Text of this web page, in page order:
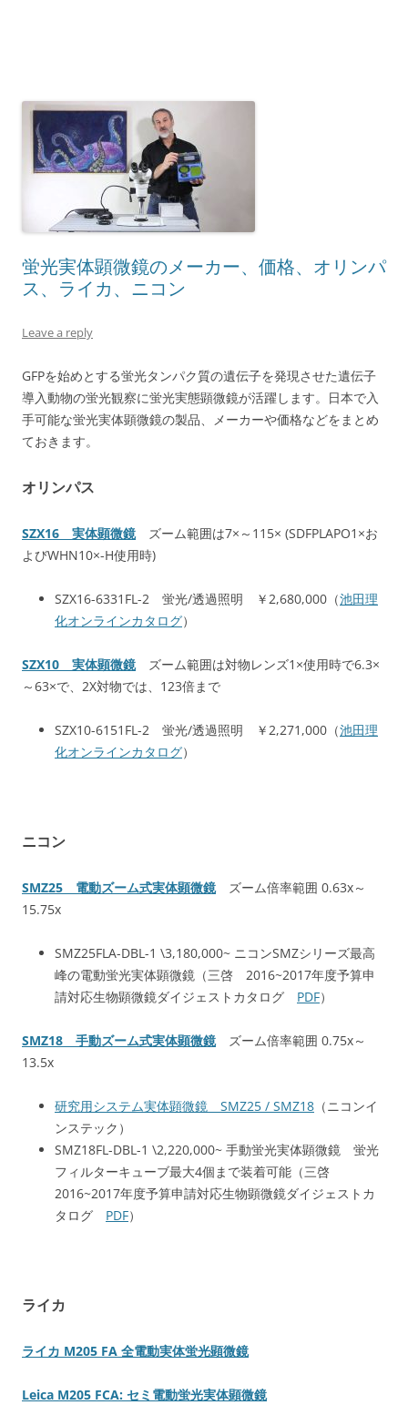
蛍光実体顕微鏡のメーカー、価格、オリンパ
ス、ライカ、ニコン
Leave a reply
GFPを始めとする蛍光タンパク質の遺伝子を発現させた遺伝子
導入動物の蛍光観察に蛍光実態顕微鏡が活躍します。日本で入
手可能な蛍光実体顕微鏡の製品、メーカーや価格などをまとめ
ておきます。
オリンパス
SZX16 実体顕微鏡ズーム範囲は7×～115× (SDFPLAPO1×お
よびWHN10×-H使用時)
SZX16-6331FL-2 蛍光/透過照明 ￥2,680,000（池田理
化オンラインカタログ）
SZX10 実体顕微鏡ズーム範囲は対物レンズ1×使用時で6.3×
～63×で、2X対物では、123倍まで
SZX10-6151FL-2 蛍光/透過照明 ￥2,271,000（池田理
化オンラインカタログ）
ニコン
SMZ25 電動ズーム式実体顕微鏡ズーム倍率範囲 0.63x～
15.75x
SMZ25FLA-DBL-1 \3,180,000~ ニコンSMZシリーズ最高
峰の電動蛍光実体顕微鏡（三啓 2016~2017年度予算申
請対応生物顕微鏡ダイジェストカタログ PDF）
SMZ18 手動ズーム式実体顕微鏡ズーム倍率範囲 0.75x～
13.5x
研究用システム実体顕微鏡 SMZ25 / SMZ18 （ニコンイ
ンステック）
SMZ18FL-DBL-1 \2,220,000~ 手動蛍光実体顕微鏡 蛍光
フィルターキューブ最大4個まで装着可能（三啓
2016~2017年度予算申請対応生物顕微鏡ダイジェストカ
タログ PDF）
ライカ
ライカ M205 FA 全電動実体蛍光顕微鏡
Leica M205 FCA: セミ電動蛍光実体顕微鏡